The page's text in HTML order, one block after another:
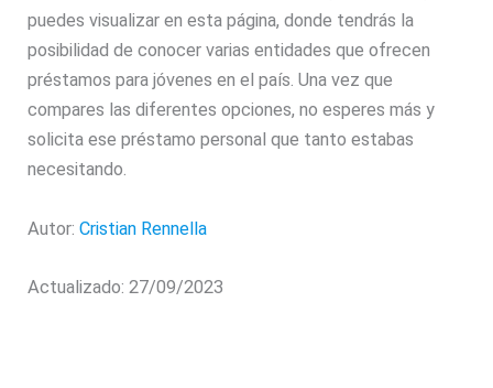
puedes visualizar en esta página, donde tendrás la
posibilidad de conocer varias entidades que ofrecen
préstamos para jóvenes en el país. Una vez que
compares las diferentes opciones, no esperes más y
solicita ese préstamo personal que tanto estabas
necesitando.
Autor:Cristian Rennella
Actualizado: 27/09/2023